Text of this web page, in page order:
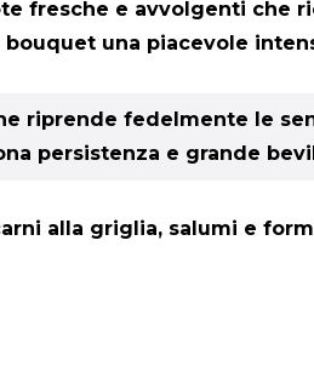
fresche e avvolgenti che
una piacevole
riprende fedelmente le
persistenza e grande
alla griglia, salumi e